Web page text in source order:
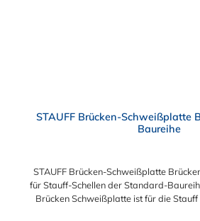
STAUFF Brücken-Schweißplatte
Baureihe
STAUFF Brücken-Schweißplatte
für Stauff-Schellen der Standard-
Brücken Schweißplatte ist für die